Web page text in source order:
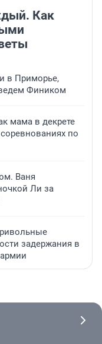
Как
в Приморье,
Фиником
мама в декрете
по
Ваня
Ли за
задержания в